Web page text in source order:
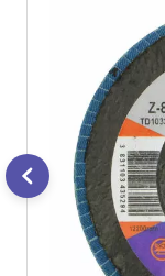
piškotkov. Te
nastavitve, vašo
deluje v skladu z
ne razkrivajo
zagotovijo bolj
Nekatere vrste
imena kategorij,
privzete
na vašo uporabo
informacij
Obvezni piškotki